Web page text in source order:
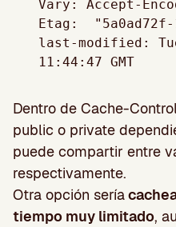
Vary: Accept-
Etag:  "5a0ad72f-
last-modified:
Dentro de Cache-
public o private
puede compartir entre
respectivamente.
Otra opción sería
tiempo muy limitado,